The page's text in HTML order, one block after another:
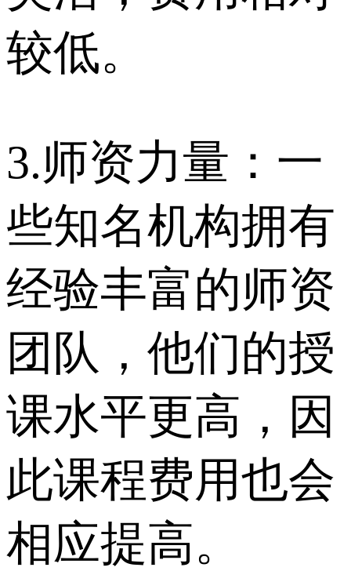
较低。
3.师资力量：一
些知名机构拥有
经验丰富的师资
团队，他们的授
课水平更高，因
此课程费用也会
相应提高。